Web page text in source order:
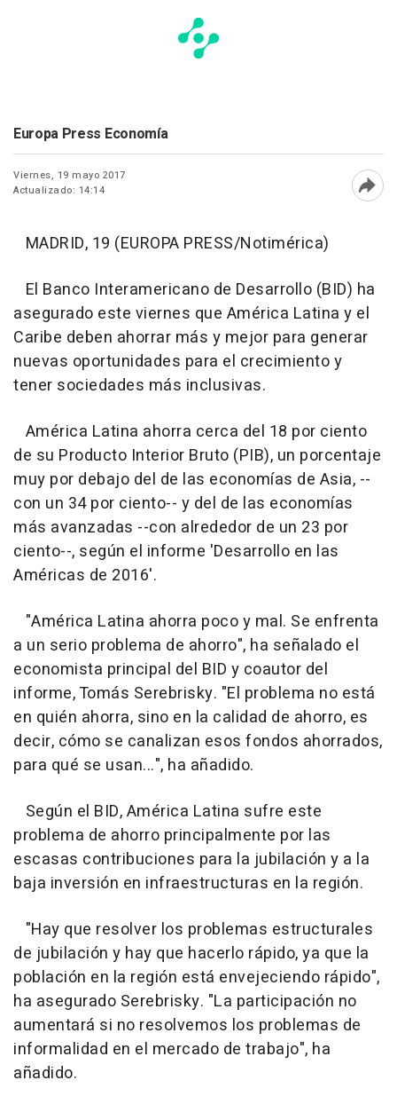
Europa Press Economía
Viernes, 19 mayo 2017
Actualizado: 14:14
MADRID, 19 (EUROPA PRESS/Notimérica)
El Banco Interamericano de Desarrollo (BID) ha
asegurado este viernes que América Latina y el
Caribe deben ahorrar más y mejor para generar
nuevas oportunidades para el crecimiento y
tener sociedades más inclusivas.
América Latina ahorra cerca del 18 por ciento
de su Producto Interior Bruto (PIB), un porcentaje
muy por debajo del de las economías de Asia, --
con un 34 por ciento-- y del de las economías
más avanzadas --con alrededor de un 23 por
ciento--, según el informe 'Desarrollo en las
Américas de 2016'.
"América Latina ahorra poco y mal. Se enfrenta
a un serio problema de ahorro", ha señalado el
economista principal del BID y coautor del
informe, Tomás Serebrisky. "El problema no está
en quién ahorra, sino en la calidad de ahorro, es
decir, cómo se canalizan esos fondos ahorrados,
para qué se usan...", ha añadido.
Según el BID, América Latina sufre este
problema de ahorro principalmente por las
escasas contribuciones para la jubilación y a la
baja inversión en infraestructuras en la región.
"Hay que resolver los problemas estructurales
de jubilación y hay que hacerlo rápido, ya que la
población en la región está envejeciendo rápido",
ha asegurado Serebrisky. "La participación no
aumentará si no resolvemos los problemas de
informalidad en el mercado de trabajo", ha
añadido.